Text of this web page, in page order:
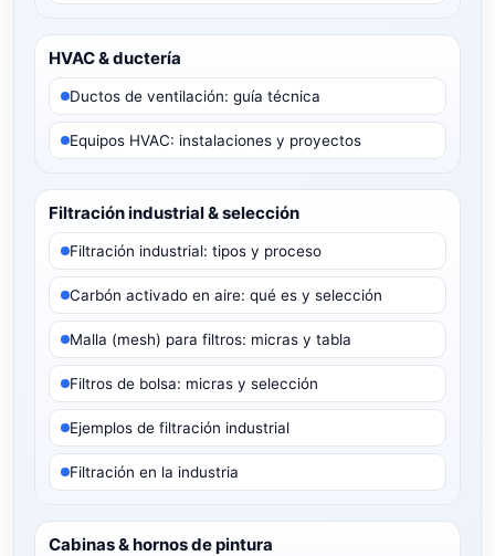
HVAC & ductería
Ductos de ventilación: guía técnica
Equipos HVAC: instalaciones y proyectos
Filtración industrial & selección
Filtración industrial: tipos y proceso
Carbón activado en aire: qué es y selección
Malla (mesh) para filtros: micras y tabla
Filtros de bolsa: micras y selección
Ejemplos de filtración industrial
Filtración en la industria
Cabinas & hornos de pintura